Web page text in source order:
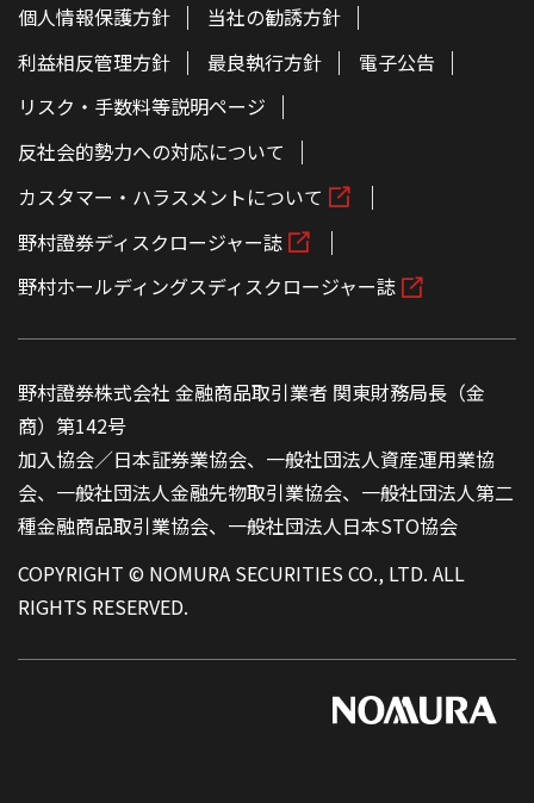
個人情報保護方針
当社の勧誘方針
利益相反管理方針
最良執行方針
電子公告
リスク・手数料等説明ページ
反社会的勢力への対応について
カスタマー・ハラスメントについて
野村證券ディスクロージャー誌
野村ホールディングスディスクロージャー誌
野村證券株式会社 金融商品取引業者 関東財務局長（金
商）第142号
加入協会／日本証券業協会、一般社団法人資産運用業協
会、一般社団法人金融先物取引業協会、一般社団法人第二
種金融商品取引業協会、一般社団法人日本STO協会
COPYRIGHT © NOMURA SECURITIES CO., LTD. ALL
RIGHTS RESERVED.